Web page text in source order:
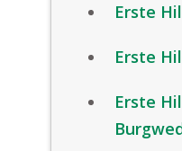
Erste
Erste
Erste